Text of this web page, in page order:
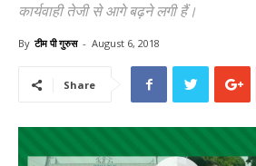
कार्यवाही तेजी से आगे बढ़ने लगी हैं।
By टीम पी गुरुस - August 6, 2018
Share